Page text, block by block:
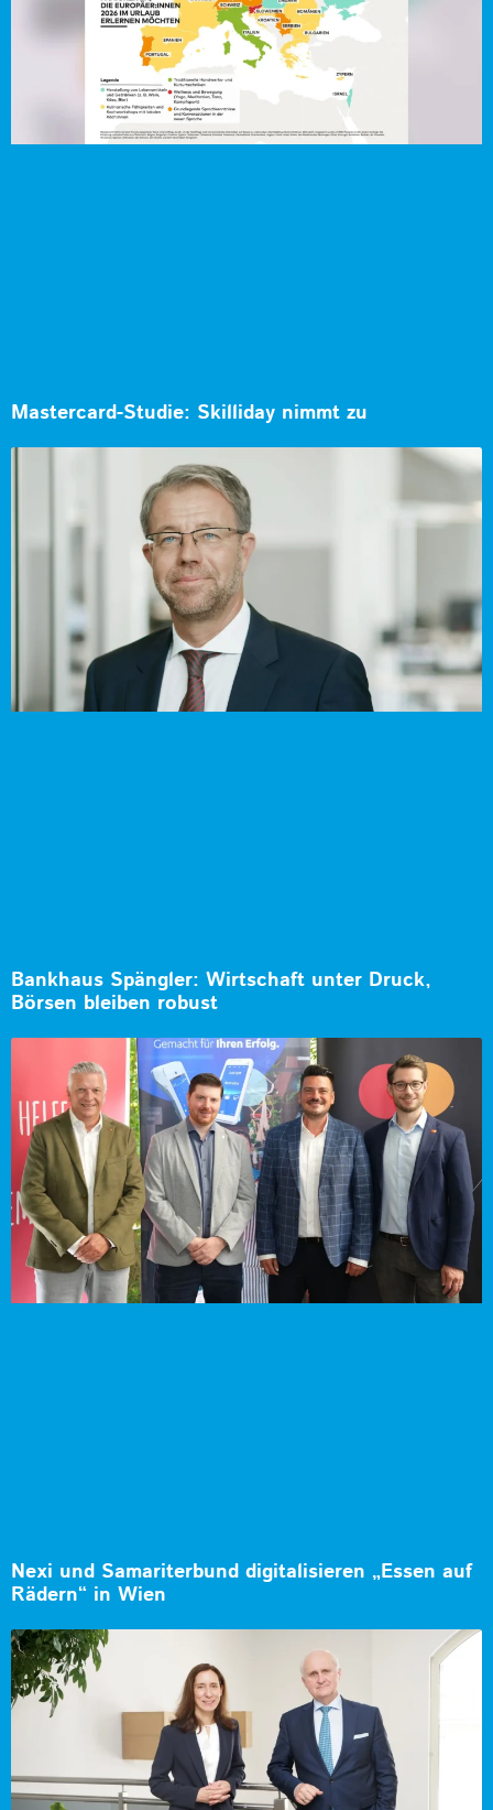
Mastercard-Studie: Skilliday nimmt zu
Bankhaus Spängler: Wirtschaft unter Druck,
Börsen bleiben robust
Nexi und Samariterbund digitalisieren „Essen auf
Rädern“ in Wien